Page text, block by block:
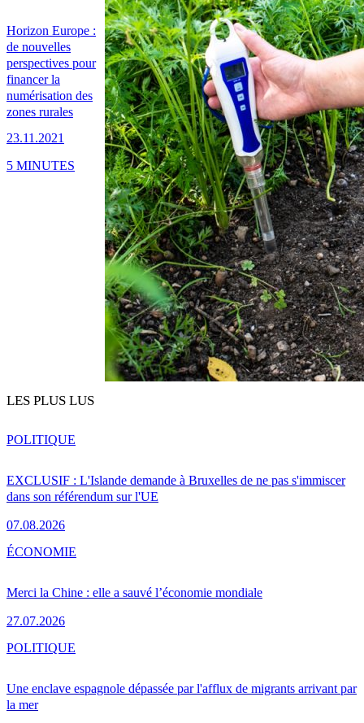
Horizon Europe :
de nouvelles
perspectives pour
financer la
numérisation des
zones rurales
23.11.2021
5 MINUTES
LES PLUS LUS
EXCLUSIF : L'Islande demande à Bruxelles de ne pas s'immiscer
dans son référendum sur l'UE
07.08.2026
POLITIQUE
Merci la Chine : elle a sauvé l’économie mondiale
27.07.2026
ÉCONOMIE
Une enclave espagnole dépassée par l'afflux de migrants arrivant par
la mer
POLITIQUE